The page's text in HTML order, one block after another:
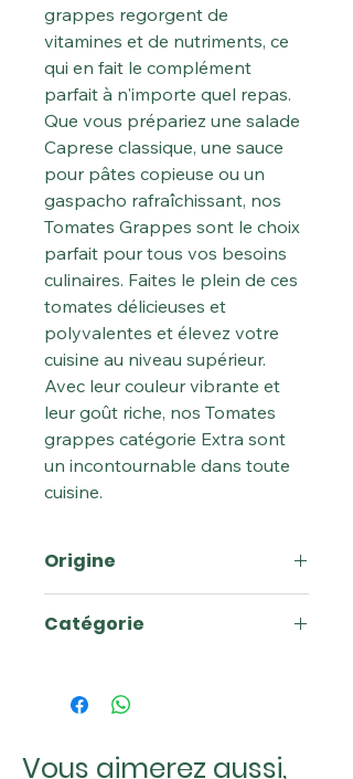
grappes regorgent de
vitamines et de nutriments, ce
qui en fait le complément
parfait à n'importe quel repas.
Que vous prépariez une salade
Caprese classique, une sauce
pour pâtes copieuse ou un
gaspacho rafraîchissant, nos
Tomates Grappes sont le choix
parfait pour tous vos besoins
culinaires. Faites le plein de ces
tomates délicieuses et
polyvalentes et élevez votre
cuisine au niveau supérieur.
Avec leur couleur vibrante et
leur goût riche, nos Tomates
grappes catégorie Extra sont
un incontournable dans toute
cuisine.
Origine
Catégorie
Vous aimerez aussi,